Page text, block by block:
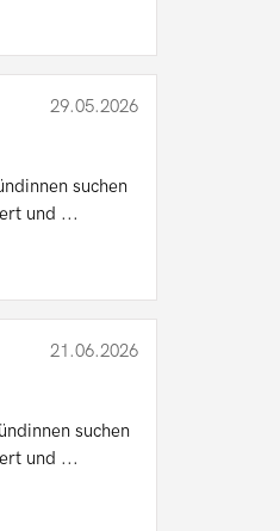
29.05.2026
suchen
und ...
21.06.2026
suchen
und ...